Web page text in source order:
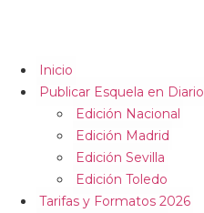
Inicio
Publicar Esquela en
Edición Nacional
Edición Madrid
Edición Sevilla
Edición Toledo
Tarifas y Formatos 2026